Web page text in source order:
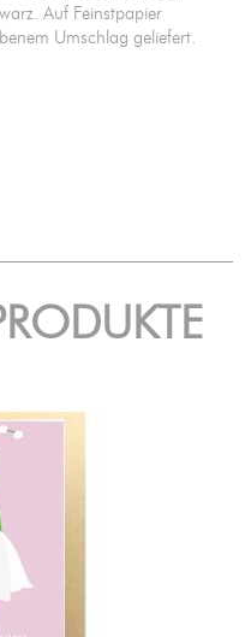
Auf Feinstpapier
Umschlag geliefert.